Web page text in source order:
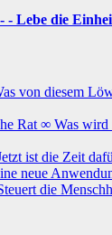
- Lebe die
von diesem
Rat ∞ Was
ist die Zeit
neue
die